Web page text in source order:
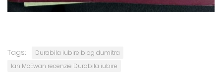
Tags:
Durabila iubire blog dumitra
Ian McEwan recenzie Durabila iubire